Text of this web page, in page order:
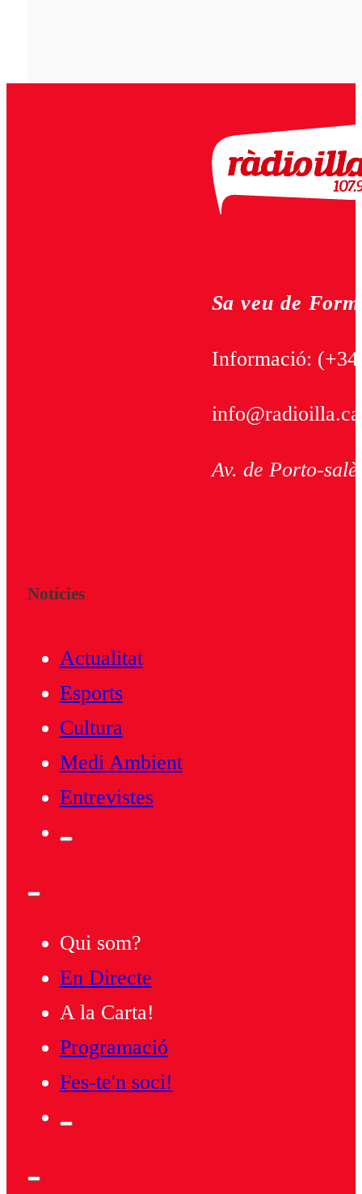
Sa veu de
Informació:
Av. de Porto-
Notícies
Actualitat
Esports
Cultura
Medi Ambient
Entrevistes
Qui som?
En Directe
A la Carta!
Programació
Fes-te'n soci!